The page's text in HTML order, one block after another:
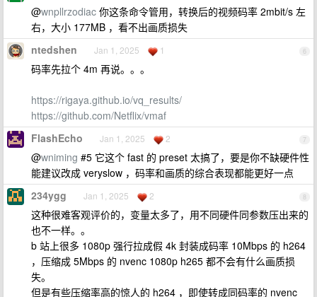
@wnpllrzodiac 你这条命令管用，转换后的视频码率 2mbit/s 左
右，大小 177MB ，看不出画质损失
6
ntedshen Jan 1, 2025 1
码率先拉个 4m 再说。。。
https://rigaya.github.io/vq_results/
https://github.com/Netflix/vmaf
7
FlashEcho Jan 1, 2025 2
@wniming #5 它这个 fast 的 preset 太搞了，要是你不缺硬件性
能建议改成 veryslow ，码率和画质的综合表现都能更好一点
8
234ygg Jan 1, 2025 2
这种很难客观评价的，变量太多了，用不同硬件同参数压出来的
也不一样。。
b 站上很多 1080p 强行拉成假 4k 封装成码率 10Mbps 的 h264
，压缩成 5Mbps 的 nvenc 1080p h265 都不会有什么画质损
失。
但是有些压缩率高的惊人的 h264 ，即使转成同码率的 nvenc